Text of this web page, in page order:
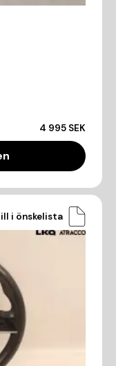
4 995 SEK
i önskelista